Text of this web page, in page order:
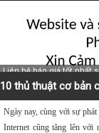
Liên hệ báo giá tốt nhất
10 thủ thuật cơ bản
Ngày nay, cùng với sự
Internet cũng tăng lên với